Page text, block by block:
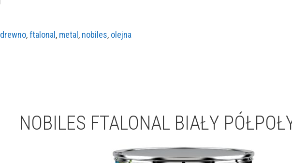
drewno,ftalonal, metal, nobiles, olejna
NOBILES FTALONAL BIAŁY